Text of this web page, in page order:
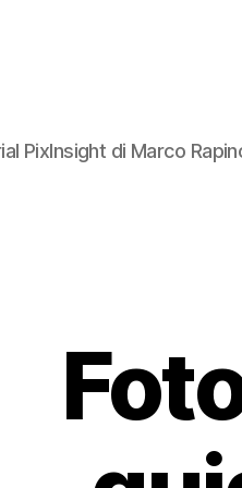
PixInsight di Marco